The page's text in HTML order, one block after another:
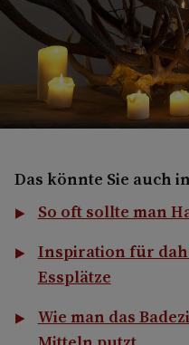
Das könnte Sie auch
So oft sollte man
Inspiration für
Essplätze
Wie man das